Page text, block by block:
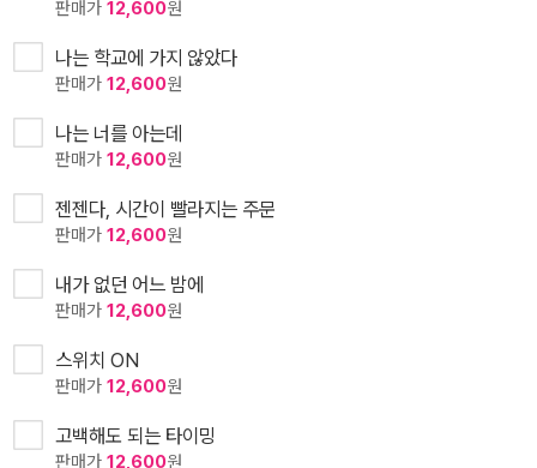
판매가 12,600원
나는 학교에 가지 않았다
판매가 12,600원
나는 너를 아는데
판매가 12,600원
젠젠다, 시간이 빨라지는 주문
판매가 12,600원
내가 없던 어느 밤에
판매가 12,600원
스위치 ON
판매가 12,600원
고백해도 되는 타이밍
판매가 12,600원